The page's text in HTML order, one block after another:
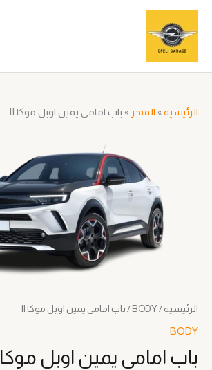
تخطي
المحتوى
الرئيسية» المتجر » باب امامى يمين اوبل موكا II
الرئيسية /
BODY / باب امامى يمين اوبل موكا II
BODY
باب امامى يمين اوبل موكا II